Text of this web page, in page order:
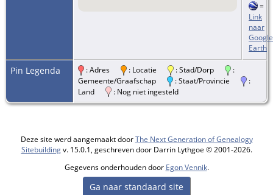
=
Link
naar
Google
Earth
Pin Legenda : Adres : Locatie : Stad/Dorp
:
Gemeente/Graafschap
: Staat/Provincie
:
Land
: Nog niet ingesteld
Deze site werd aangemaakt doorThe Next Generation of Genealogy
Sitebuildingv. 15.0.1, geschreven door Darrin Lythgoe © 2001-2026.
Gegevens onderhouden door Egon Vennik.
Ga naar standaard site